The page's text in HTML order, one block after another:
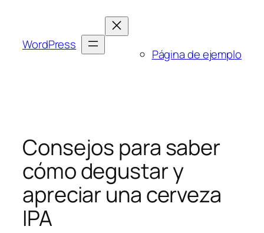
contenido
WordPress
Página de ejemplo
Consejos para saber
cómo degustar y
apreciar una cerveza
IPA